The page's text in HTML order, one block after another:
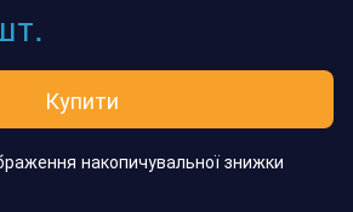
Купити
накопичувальної знижки